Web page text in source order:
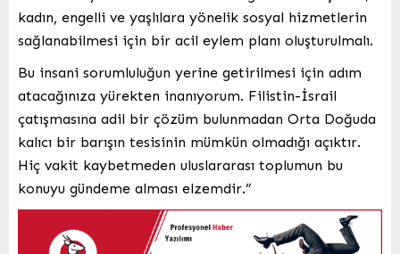
kadın, engelli ve yaşlılara yönelik sosyal hizmetlerin
sağlanabilmesi için bir acil eylem planı oluşturulmalı.
Bu insani sorumluluğun yerine getirilmesi için adım
atacağınıza yürekten inanıyorum. Filistin-İsrail
çatışmasına adil bir çözüm bulunmadan Orta Doğuda
kalıcı bir barışın tesisinin mümkün olmadığı açıktır.
Hiç vakit kaybetmeden uluslararası toplumun bu
konuyu gündeme alması elzemdir.”